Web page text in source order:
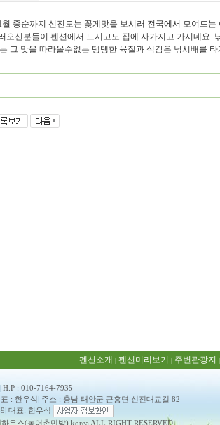
월 중순까지 신진도는 꽃게맛을 보시러 전국에서 모여드
오신분들이 펜션에서 드시고도 집에 사가지고 가시네요.
그 맛을 따라올수없는 탱탱한 육질과 식감은 낚시배를 타
펜션소개 | 펜션미리보기 | 주변관광지 |
| H.P : 010-7164-7935
: 한우식| 주소 : 충남 태안군 근흥면 신진대교길 82
대표: 한우식
우스(농어촌민박) korea ALL RIGHT RESERVED.